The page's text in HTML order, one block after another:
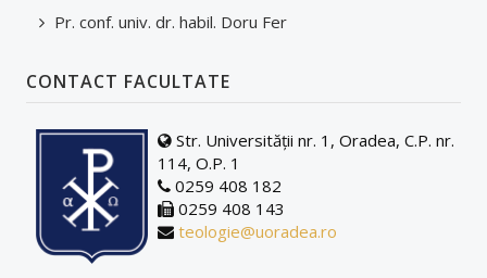
Facilități studenți
ADMITERE
PLANURI DE ÎNVĂȚĂMÂNT/FIȘE DE DISCIPLINĂ
Pr. conf. univ. dr. habil. Doru Fer
CONTACT FACULTATE
Str. Universității nr. 1, Oradea, C.P. nr.
114, O.P. 1
0259 408 182
0259 408 143
teologie@uoradea.ro